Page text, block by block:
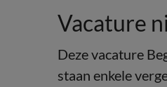
Vacature
Deze vacature
staan enkele